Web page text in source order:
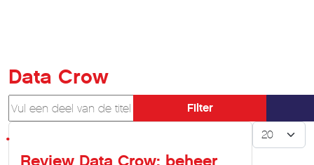
Data Crow
Vul een deel van de titel in
Filter
Toon #
Review Data Crow: beheer